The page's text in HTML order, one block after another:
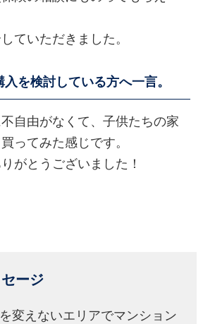
ていただきました。
入を検討している方へ一言。
自由がなくて、子供たちの家
ってみた感じです。
がとうございました！
ージ
変えないエリアでマンション